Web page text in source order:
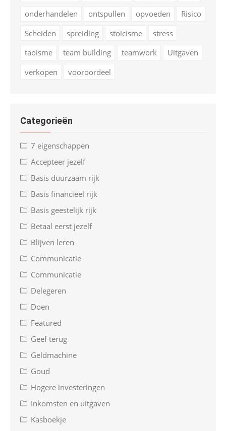
onderhandelen
ontspullen opvoeden
Risico
Scheiden
spreiding stoicisme
stress
taoisme
team building teamwork
Uitgaven
verkopen
vooroordeel
Categorieën
7 eigenschappen
Accepteer jezelf
Basis duurzaam rijk
Basis financieel rijk
Basis geestelijk rijk
Betaal eerst jezelf
Blijven leren
Communicatie
Communicatie
Delegeren
Doen
Featured
Geef terug
Geldmachine
Goud
Hogere investeringen
Inkomsten en uitgaven
Kasboekje